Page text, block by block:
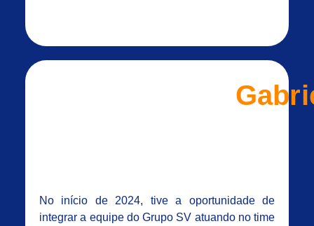
No início de 2024, tive a oportunidade de
integrar a equipe do Grupo SV atuando no time